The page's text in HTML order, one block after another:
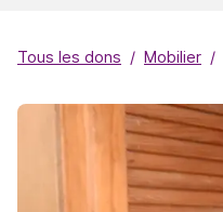
Tous les dons Mobilier